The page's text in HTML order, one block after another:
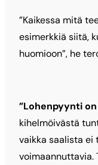
”Kaikessa mitä
esimerkkiä siitä,
huomioon”, he
”Lohenpyynti on
kihelmöivästä
vaikka saalista ei
voimaannuttavia.